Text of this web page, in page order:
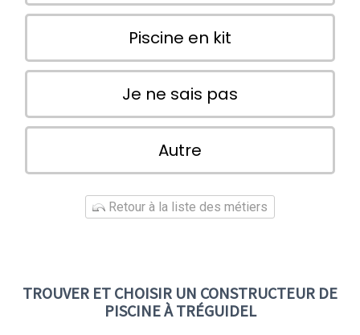
Piscine en kit
Je ne sais pas
Autre
Retour à la liste des métiers
TROUVER ET CHOISIR UN CONSTRUCTEUR DE
PISCINE À TRÉGUIDEL